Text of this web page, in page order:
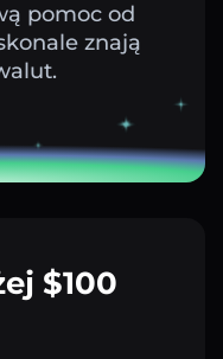
pomoc od
znają
$100